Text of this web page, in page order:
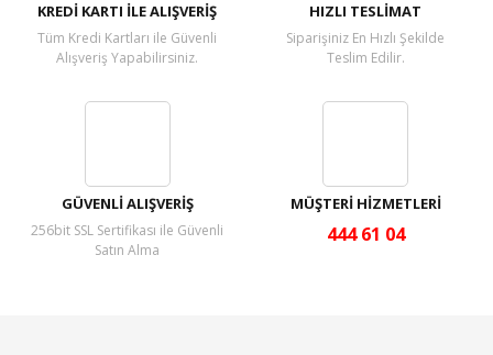
KREDİ KARTI İLE ALIŞVERİŞ
Tüm Kredi Kartları ile Güvenli
Alışveriş Yapabilirsiniz.
HIZLI TESLİMAT
Siparişiniz En Hızlı Şekilde
Teslim Edilir.
GÜVENLİ ALIŞVERİŞ
256bit SSL Sertifikası ile Güvenli
Satın Alma
MÜŞTERİ HİZMETLERİ
444 61 04